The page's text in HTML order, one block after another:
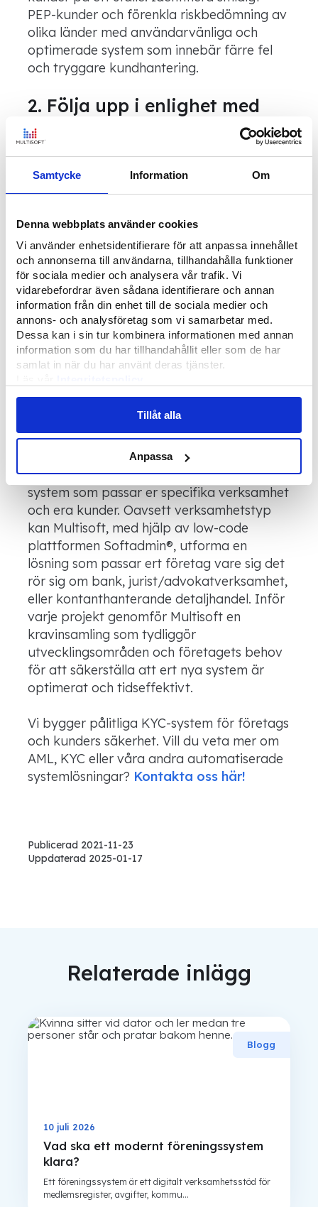
Samtycke Information Om
Denna webbplats använder cookies
Vi använder enhetsidentifierare för att anpassa innehållet
och annonserna till användarna, tillhandahålla funktioner
för sociala medier och analysera vår trafik. Vi
vidarebefordrar även sådana identifierare och annan
information från din enhet till de sociala medier och
annons- och analysföretag som vi samarbetar med.
Dessa kan i sin tur kombinera informationen med annan
information som du har tillhandahållit eller som de har
samlat in när du har använt deras tjänster.
Läs mer om våraCookies
Tillåt alla
Anpassa
PEP-kunder och förenkla riskbedömning av
olika länder med användarvänliga och
optimerade system som innebär färre fel
och tryggare kundhantering.
2. Följa upp i enlighet med
AML compliance
Lagen om åtgärder mot penningtvätt och
finansiering av terrorism ställer tydliga krav
på uppföljning och kontinuerlig screening
av KYC-system och compliance inom
FinTech kan Multisoft skräddarsy ett
system som förenklar administrativa
processer kopplade till riskbedömning och
eskalering av fall som behöver utredas.
Våra automatiserade systemlösningar
varnar vid misstänksamt beteende så att ni
kan utvärdera och agera snabbare. Skapa
tryggare rutiner för medarbetare och
undvik böter samt dålig publicitet.
3. Stötta verksamheten –
oavsett typ eller storlek
Multisoft skräddarsyr ett anpassningsbart
system som passar er specifika verksamhet
och era kunder. Oavsett verksamhetstyp
kan Multisoft, med hjälp av low-code
plattformen Softadmin®, utforma en
lösning som passar ert företag vare sig det
rör sig om bank, jurist/advokatverksamhet,
eller kontanthanterande detaljhandel. Inför
varje projekt genomför Multisoft en
kravinsamling som tydliggör
utvecklingsområden och företagets behov
för att säkerställa att ert nya system är
optimerat och tidseffektivt.
Vi bygger pålitliga KYC-system för företags
och kunders säkerhet. Vill du veta mer om
AML, KYC eller våra andra automatiserade
systemlösningar? Kontakta oss här!
Publicerad 2021-11-23
Uppdaterad 2025-01-17
Relaterade inlägg
Blogg
10 juli 2026
Vad ska ett modernt föreningssystem
klara?
Ett föreningssystem är ett digitalt verksamhetsstöd för
medlemsregister, avgifter, kommu...